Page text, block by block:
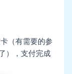
（有需要的参
），支付完成